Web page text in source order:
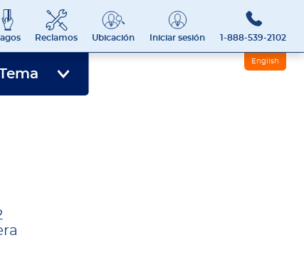
Reclamos Ubicación Iniciar sesión 1-888-539-2102
English